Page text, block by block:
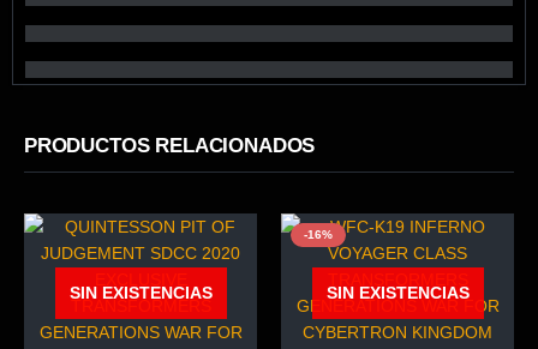
PRODUCTOS RELACIONADOS
SIN EXISTENCIAS
-16%
SIN EXISTENCIAS